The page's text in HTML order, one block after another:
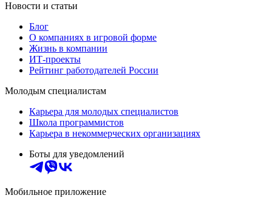
Новости и статьи
Блог
О компаниях в игровой форме
Жизнь в компании
ИТ-проекты
Рейтинг работодателей России
Молодым специалистам
Карьера для молодых специалистов
Школа программистов
Карьера в некоммерческих организациях
Боты для уведомлений
Мобильное приложение